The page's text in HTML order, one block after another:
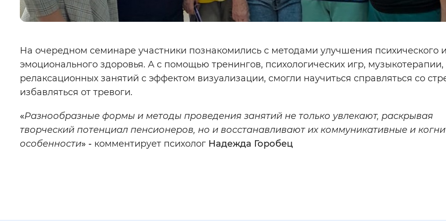
На очередном семинаре участники познакомились с методами улучшения психического и
эмоционального здоровья. А с помощью тренингов, психологических игр, музыкотерапии,
релаксационных занятий с эффектом визуализации, смогли научиться справляться со
избавляться от тревоги.
«Разнообразные формы и методы проведения занятий не только увлекают, раскрывая
творческий потенциал пенсионеров, но и восстанавливают их коммуникативные и
особенности» - комментирует психолог Надежда Горобец